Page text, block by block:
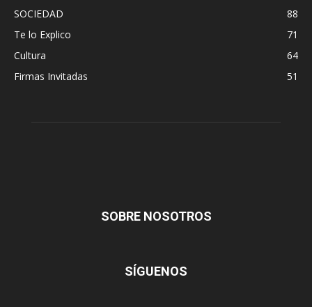
SOCIEDAD
88
Te lo Explico
71
Cultura
64
Firmas Invitadas
51
SOBRE NOSOTROS
SÍGUENOS